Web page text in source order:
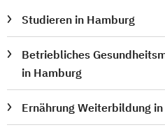
Studieren in Hamburg
Betriebliches
in Hamburg
Ernährung Weiterbildung